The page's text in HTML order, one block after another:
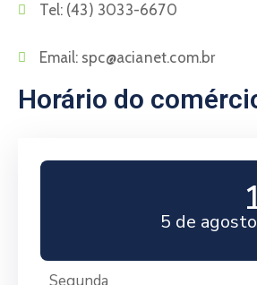
Tel: (43) 3033-6670
Email: spc@acianet.com.br
Horário do
5 de